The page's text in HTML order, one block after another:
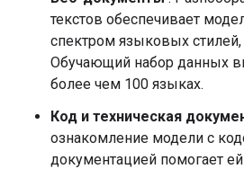
текстов обеспечивает
спектром языковых стилей,
Обучающий набор данных
более чем 100 языках.
Код и техническая
ознакомление модели с
документацией помогает ей